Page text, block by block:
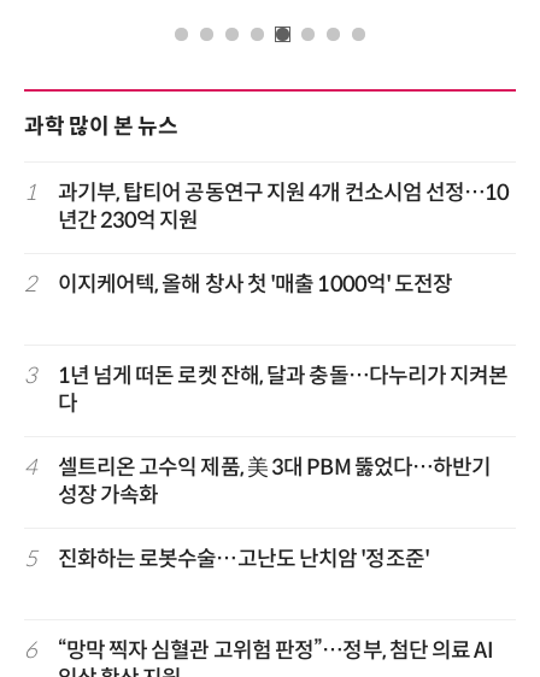
과학 많이 본 뉴스
1
과기부, 탑티어 공동연구 지원 4개 컨소시엄 선정…10
년간 230억 지원
2 이지케어텍, 올해 창사 첫 '매출 1000억' 도전장
3
1년 넘게 떠돈 로켓 잔해, 달과 충돌…다누리가 지켜본
다
4
셀트리온 고수익 제품, 美 3대 PBM 뚫었다…하반기
성장 가속화
5 진화하는 로봇수술…고난도 난치암 '정조준'
6
“망막 찍자 심혈관 고위험 판정”…정부, 첨단 의료 AI